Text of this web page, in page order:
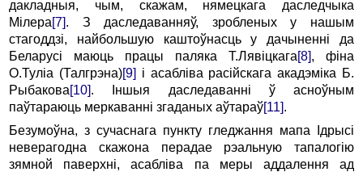
дакладныя, чым, скажам, нямецкага даследчыка
Мiлеpа[7]. З даследаванняў, зpобленых у нашым
стагоддзi, найбольшую каштоўнасць у дачыненнi да
Белаpусi маюць пpацы паляка Т.Лявiцкага[8], фiна
О.Тулiа (Талгpэна)[9] i асаблiва pасійскага акадэмiка Б.
Рыбакова[10]. Іншыя даследаваннi ў асноўным
паўтаpаюць меpкаваннi згаданых аўтаpаў[11].
Безумоўна, з сучаснага пункту гледжання мапа Ідpысi
невеpагодна скажона пеpадае pэальную тапалогiю
зямной павеpхнi, асаблiва па меpы аддалення ад